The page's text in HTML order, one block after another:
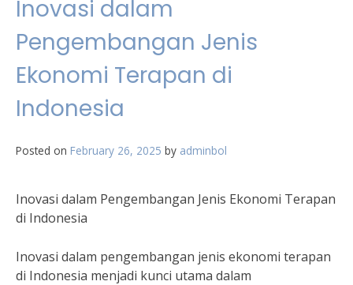
Inovasi dalam
Pengembangan Jenis
Ekonomi Terapan di
Indonesia
Posted on February 26, 2025 by adminbol
Inovasi dalam Pengembangan Jenis Ekonomi Terapan
di Indonesia
Inovasi dalam pengembangan jenis ekonomi terapan
di Indonesia menjadi kunci utama dalam